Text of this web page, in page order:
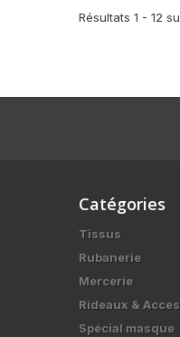
Résultats 1 - 12
Catégories
Tissus
Rubanerie
Mercerie
Rideaux &
Spécial masque